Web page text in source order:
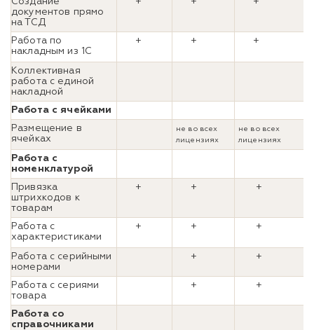
документов прямо
на ТСД
Работа по
накладным из 1С
+ + +
Коллективная
работа с единой
накладной
Работа с ячейками
Размещение в
ячейках
не во всех
лицензиях
не во всех
лицензиях
Работа с
номенклатурой
Привязка
штрихкодов к
товарам
+ + +
Работа с
характеристиками
+ + +
Работа с серийными
номерами
+ +
Работа с сериями
товара
+ +
Работа со
справочниками